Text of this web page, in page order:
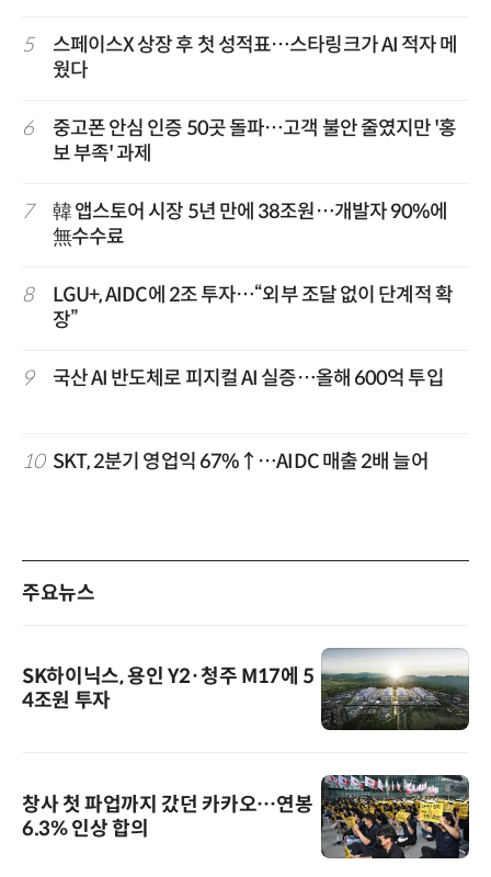
5
스페이스X 상장 후 첫 성적표…스타링크가 AI 적자 메
웠다
6
중고폰 안심 인증 50곳 돌파…고객 불안 줄였지만 '홍
보 부족' 과제
7
韓 앱스토어 시장 5년 만에 38조원…개발자 90%에
無수수료
8
LGU+, AIDC에 2조 투자…“외부 조달 없이 단계적 확
장”
9 국산 AI 반도체로 피지컬 AI 실증…올해 600억 투입
10 SKT, 2분기 영업익 67%↑…AIDC 매출 2배 늘어
주요뉴스
SK하이닉스, 용인 Y2·청주 M17에 5
4조원 투자
창사 첫 파업까지 갔던 카카오…연봉
6.3% 인상 합의